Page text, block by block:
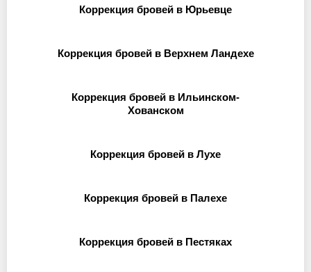
Коррекция бровей в Юрьевце
Коррекция бровей в Верхнем Ландехе
Коррекция бровей в Ильинском-
Хованском
Коррекция бровей в Лухе
Коррекция бровей в Палехе
Коррекция бровей в Пестяках